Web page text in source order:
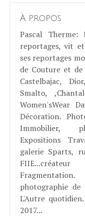
À propos
Pascal Therme:
reportages, vit
ses reportages
de Couture et de
Castelbajac,
Smalto,
Women'sWear
Décoration.
Immobilier,
Expositions
galerie Sparts,
photographie
L'Autre
2017...